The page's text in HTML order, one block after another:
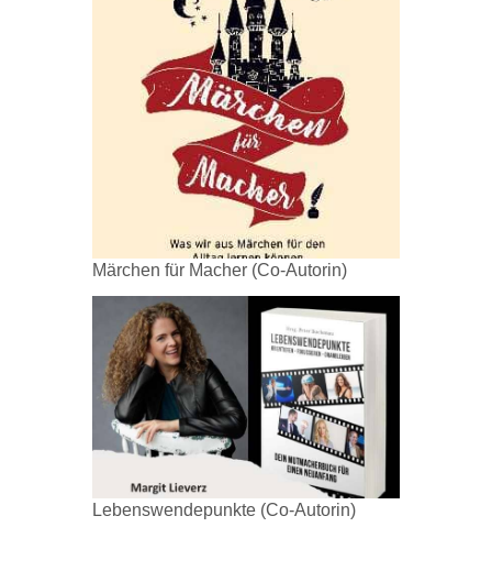
Märchen für Macher (Co-Autorin)
Lebenswendepunkte (Co-Autorin)